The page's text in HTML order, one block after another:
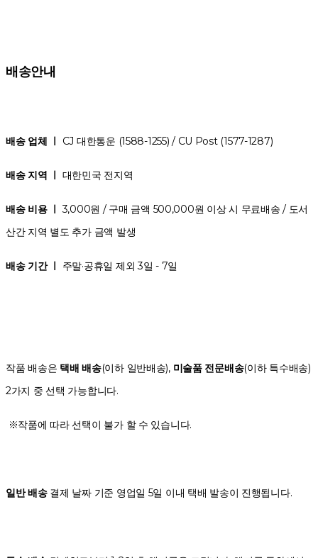
배송안내
배송 업체 ㅣ CJ 대한통운 (1588-1255) / CU Post (1577-1287)
배송 지역 ㅣ 대한민국 전지역
배송 비용 ㅣ3,000원 / 구매 금액 500,000원 이상 시 무료배송 / 도서
산간 지역 별도 추가 금액 발생
배송 기간 ㅣ 주말·공휴일 제외 3일 - 7일
작품 배송은 택배 배송(이하 일반배송), 미술품 전문배송(이하 특수배송)
2가지 중 선택 가능합니다.
※작품에 따라 선택이 불가 할 수 있습니다.
일반 배송결제 날짜 기준 영업일 5일 이내 택배 발송이 진행됩니다.